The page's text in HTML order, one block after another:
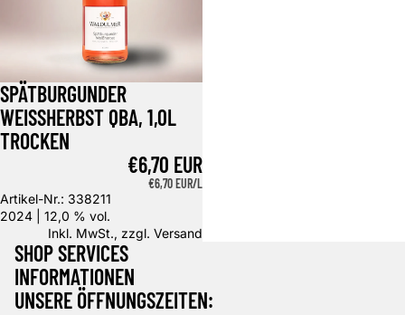
SPÄTBURGUNDER
WEISSHERBST QBA, 1,0L T
ROCKEN
€6,70 EUR
GRUNDPREIS
€6,70 EUR/L
Artikel-Nr.: 338211
2024 | 12,0 % vol.
Inkl. MwSt., zzgl. Versand
SHOP SERVICES
INFORMATIONEN
UNSERE ÖFFNUNGSZEITEN: